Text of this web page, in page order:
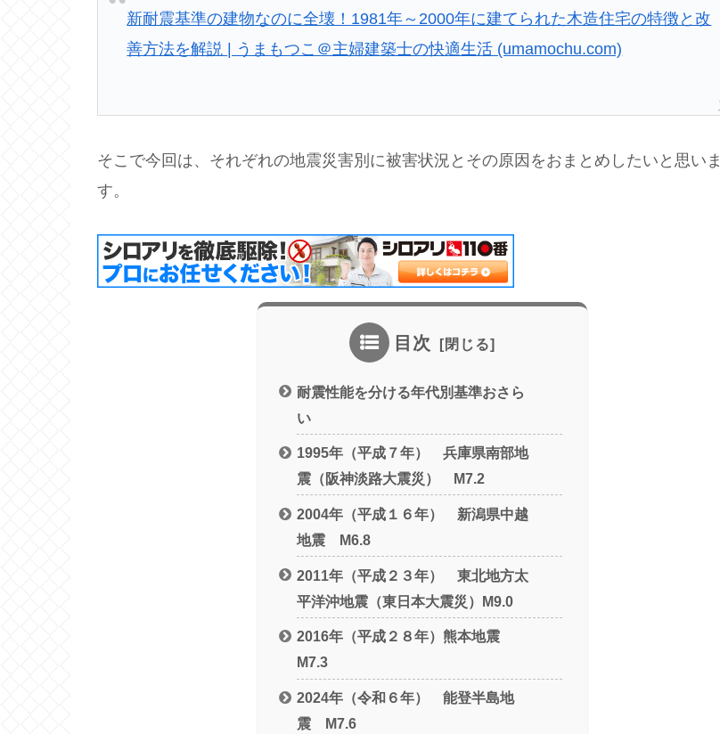
新耐震基準の建物なのに全壊！1981年～2000年に建てられた木造住宅の特徴と改
善方法を解説 | うまもつこ＠主婦建築士の快適生活 (umamochu.com)
そこで今回は、それぞれの地震災害別に被害状況とその原因をおまとめしたいと思いま
す。
目次
耐震性能を分ける年代別基準おさら
い
1995年（平成７年） 兵庫県南部地
震（阪神淡路大震災） M7.2
2004年（平成１６年） 新潟県中越
地震 M6.8
2011年（平成２３年） 東北地方太
平洋沖地震（東日本大震災）M9.0
2016年（平成２８年）熊本地震
M7.3
2024年（令和６年） 能登半島地
震 M7.6